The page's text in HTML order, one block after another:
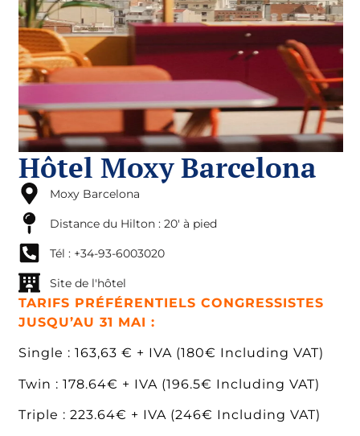
Hôtel Moxy Barcelona
Moxy Barcelona
Distance du Hilton : 20' à pied
Tél : +34-93-6003020
Site de l'hôtel
TARIFS PRÉFÉRENTIELS CONGRESSISTES
JUSQU’AU 31 MAI :
Single : 163,63 € + IVA (180€ Including VAT)
Twin : 178.64€ + IVA (196.5€ Including VAT)
Triple : 223.64€ + IVA (246€ Including VAT)